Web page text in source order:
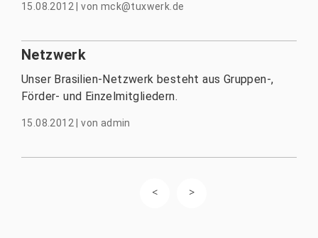
15.08.2012 |von mck@tuxwerk.de
Netzwerk
Unser Brasilien-Netzwerk besteht aus Gruppen-,
Förder- und Einzelmitgliedern.
15.08.2012 |von admin